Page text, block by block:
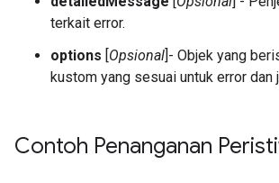
terkait error.
options [Opsional]- Objek yang
kustom yang sesuai untuk error dan
Contoh Penanganan